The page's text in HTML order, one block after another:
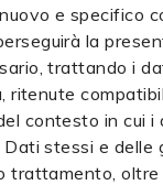
e specifico
la
trattando i
ritenute
contesto in cui
stessi e delle
trattamento, oltre